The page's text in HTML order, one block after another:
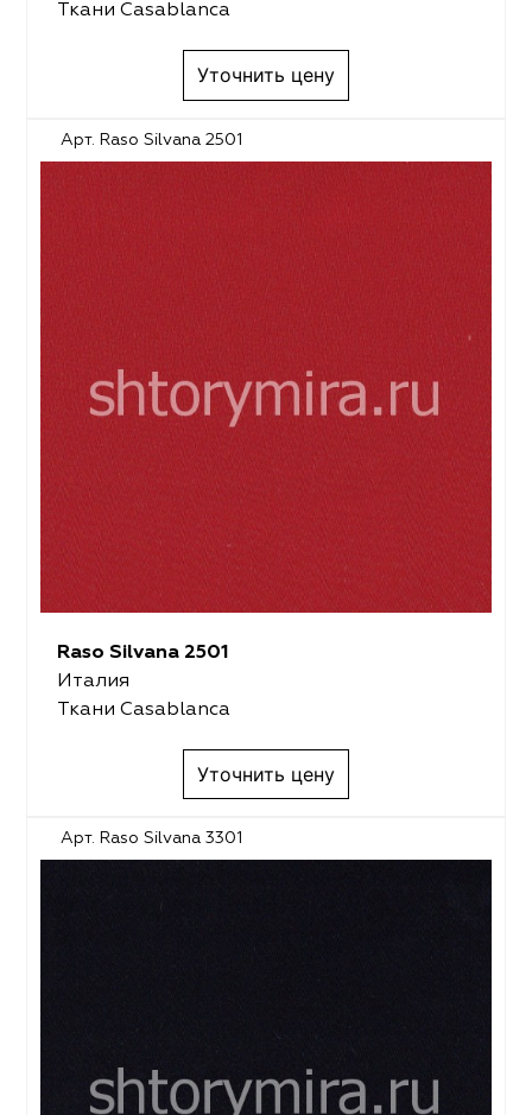
Ткани Casablanca
Уточнить цену
Арт. Raso Silvana 2501
Raso Silvana 2501
Италия
Ткани Casablanca
Уточнить цену
Арт. Raso Silvana 3301